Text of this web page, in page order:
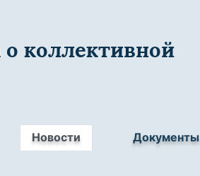
коллективной
Новости Документы